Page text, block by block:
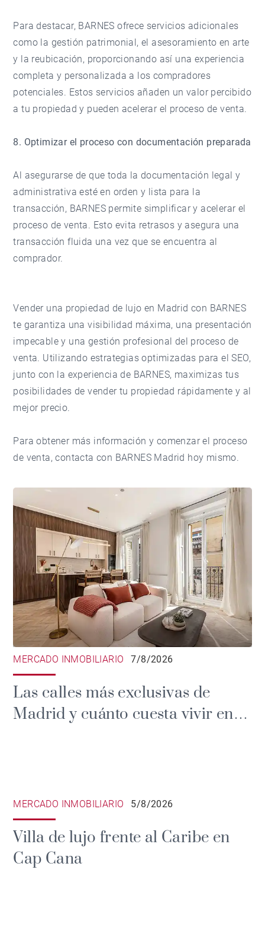
Para destacar, BARNES ofrece servicios adicionales
como la gestión patrimonial, el asesoramiento en arte
y la reubicación, proporcionando así una experiencia
completa y personalizada a los compradores
potenciales. Estos servicios añaden un valor percibido
a tu propiedad y pueden acelerar el proceso de venta.
8. Optimizar el proceso con documentación preparada
Al asegurarse de que toda la documentación legal y
administrativa esté en orden y lista para la
transacción, BARNES permite simplificar y acelerar el
proceso de venta. Esto evita retrasos y asegura una
transacción fluida una vez que se encuentra al
comprador.
Vender una propiedad de lujo en Madrid con BARNES
te garantiza una visibilidad máxima, una presentación
impecable y una gestión profesional del proceso de
venta. Utilizando estrategias optimizadas para el SEO,
junto con la experiencia de BARNES, maximizas tus
posibilidades de vender tu propiedad rápidamente y al
mejor precio.
Para obtener más información y comenzar el proceso
de venta,contacta con BARNES Madrid hoy mismo.
MERCADO INMOBILIARIO 7/8/2026
Las calles más exclusivas de
Madrid y cuánto cuesta vivir en
MERCADO INMOBILIARIO 5/8/2026
Villa de lujo frente al Caribe en
Cap Cana